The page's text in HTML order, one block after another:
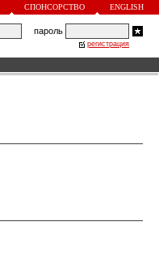
СПОНСОРСТВО ENGLISH
пароль
регистрация